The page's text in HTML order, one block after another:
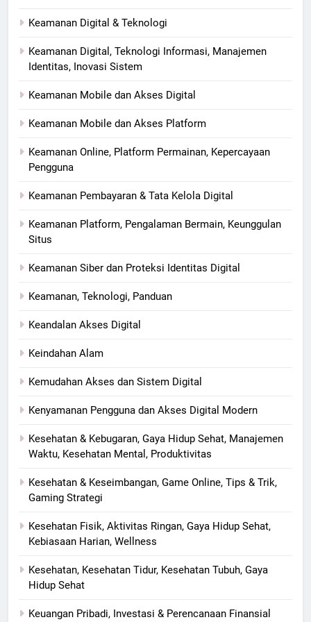
Keamanan Digital & Teknologi
Keamanan Digital, Teknologi Informasi, Manajemen
Identitas, Inovasi Sistem
Keamanan Mobile dan Akses Digital
Keamanan Mobile dan Akses Platform
Keamanan Online, Platform Permainan, Kepercayaan
Pengguna
Keamanan Pembayaran & Tata Kelola Digital
Keamanan Platform, Pengalaman Bermain, Keunggulan
Situs
Keamanan Siber dan Proteksi Identitas Digital
Keamanan, Teknologi, Panduan
Keandalan Akses Digital
Keindahan Alam
Kemudahan Akses dan Sistem Digital
Kenyamanan Pengguna dan Akses Digital Modern
Kesehatan & Kebugaran, Gaya Hidup Sehat, Manajemen
Waktu, Kesehatan Mental, Produktivitas
Kesehatan & Keseimbangan, Game Online, Tips & Trik,
Gaming Strategi
Kesehatan Fisik, Aktivitas Ringan, Gaya Hidup Sehat,
Kebiasaan Harian, Wellness
Kesehatan, Kesehatan Tidur, Kesehatan Tubuh, Gaya
Hidup Sehat
Keuangan Pribadi, Investasi & Perencanaan Finansial